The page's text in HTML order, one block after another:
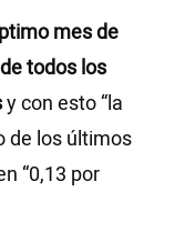
mes de
todos los
y con esto “la
de los últimos
“0,13 por